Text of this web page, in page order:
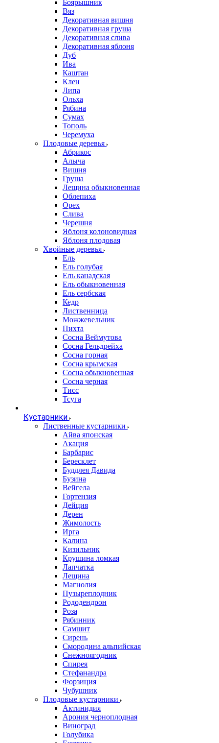
Боярышник
Вяз
Декоративная вишня
Декоративная груша
Декоративная слива
Декоративная яблоня
Дуб
Ива
Каштан
Клен
Липа
Ольха
Рябина
Сумах
Тополь
Черемуха
Плодовые деревья
Абрикос
Алыча
Вишня
Груша
Лещина обыкновенная
Облепиха
Орех
Слива
Черешня
Яблоня колоновидная
Яблоня плодовая
Хвойные деревья
Ель
Ель голубая
Ель канадская
Ель обыкновенная
Ель сербская
Кедр
Лиственница
Можжевельник
Пихта
Сосна Веймутова
Сосна Гельдрейха
Сосна горная
Сосна крымская
Сосна обыкновенная
Сосна черная
Тисс
Тсуга
Кустарники
Лиственные кустарники
Айва японская
Акация
Барбарис
Бересклет
Буддлея Давида
Бузина
Вейгела
Гортензия
Дейция
Дерен
Жимолость
Ирга
Калина
Кизильник
Крушина ломкая
Лапчатка
Лещина
Магнолия
Пузыреплодник
Рододендрон
Роза
Рябинник
Самшит
Сирень
Смородина альпийская
Снежноягодник
Спирея
Стефанандра
Форзиция
Чубушник
Плодовые кустарники
Актинидия
Арония черноплодная
Виноград
Голубика